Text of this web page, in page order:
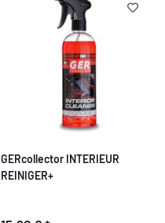
GERcollector INTERIEUR
REINIGER+